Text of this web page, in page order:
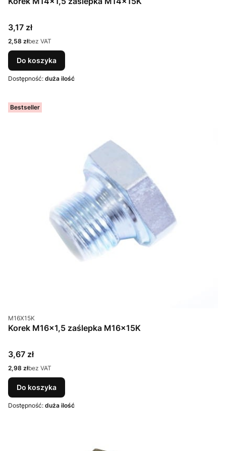
Cena
3,17 zł
Cena
2,58 złbez VAT
Do koszyka
Dostępność: duża ilość
Bestseller
Kod produktu
M16X15K
Korek M16x1,5 zaślepka M16x15K
Cena
3,67 zł
Cena
2,98 złbez VAT
Do koszyka
Dostępność: duża ilość